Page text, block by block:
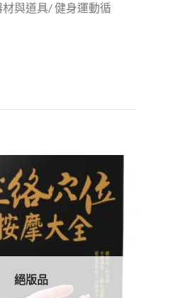
與道具/ 健身運動循
加入
「願
絕版品